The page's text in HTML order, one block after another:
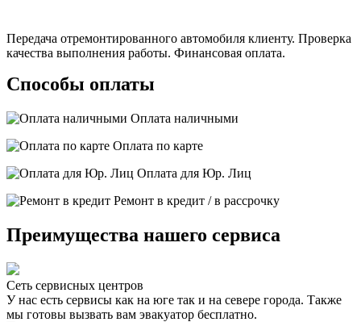
Передача отремонтированного автомобиля клиенту. Проверка
качества выполнения работы. Финансовая оплата.
Способы оплаты
Оплата наличными
Оплата по карте
Оплата для Юр. Лиц
Ремонт в кредит / в рассрочку
Преимущества нашего сервиса
Сеть сервисных центров
У нас есть сервисы как на юге так и на севере города. Также
мы готовы вызвать вам эвакуатор бесплатно.